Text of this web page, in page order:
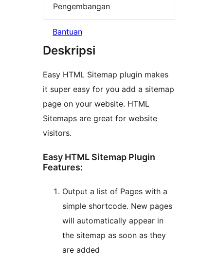
Pengembangan
Bantuan
Deskripsi
Easy HTML Sitemap plugin makes
it super easy for you add a sitemap
page on your website. HTML
Sitemaps are great for website
visitors.
Easy HTML Sitemap Plugin
Features:
Output a list of Pages with a
simple shortcode. New pages
will automatically appear in
the sitemap as soon as they
are added